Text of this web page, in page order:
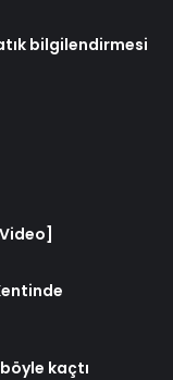
bilgilendirmesi
kaçtı